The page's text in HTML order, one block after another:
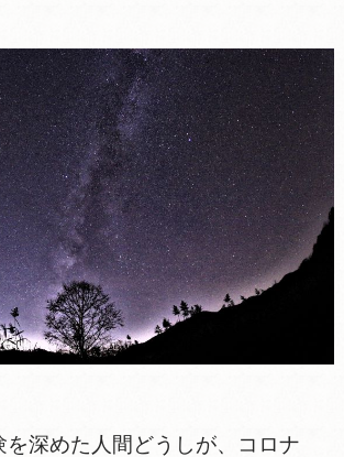
深めた人間どうしが、コロナ